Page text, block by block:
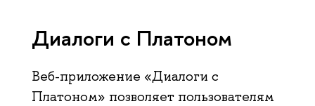
Диалоги с Платоном
Веб-приложение «Диалоги с
Платоном» позволяет пользователям